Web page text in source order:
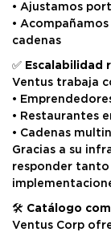
• Ajustamos
•
cadenas
✅ Escalabilidad
Ventus trabaja
•
• Restaurantes
• Cadenas
Gracias a su
responder tanto
🛠️ Catálogo
Ventus Corp